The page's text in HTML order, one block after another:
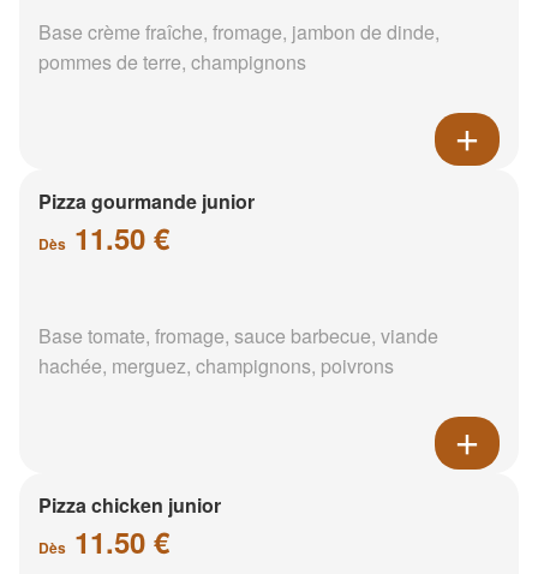
Base crème fraîche, fromage, jambon de dinde,
pommes de terre, champignons
Pizza gourmande junior
Dès 11.50 €
Base tomate, fromage, sauce barbecue, viande
hachée, merguez, champignons, poivrons
Pizza chicken junior
Dès 11.50 €